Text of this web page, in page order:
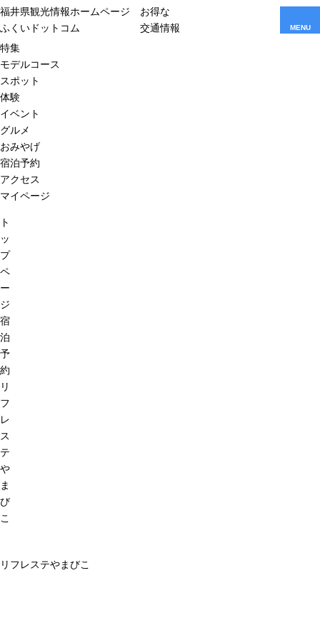
福井県観光情報ホームページ
ふくいドットコム
お得な
交通情報
MENU
特集
モデルコース
スポット
体験
イベント
グルメ
おみやげ
宿泊予約
アクセス
マイページ
ト
ッ
プ
ペ
ー
ジ
宿
泊
予
約
リ
フ
レ
ス
テ
や
ま
び
こ
リフレステやまびこ